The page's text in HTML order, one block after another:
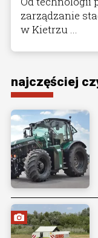
zarządzanie
w Kietrzu ...
najczęściej